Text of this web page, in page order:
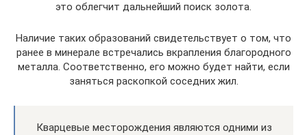
это облегчит дальнейший поиск золота.
Наличие таких образований свидетельствует о том, что
ранее в минерале встречались вкрапления благородного
металла. Соответственно, его можно будет найти, если
заняться раскопкой соседних жил.
Кварцевые месторождения являются одними из